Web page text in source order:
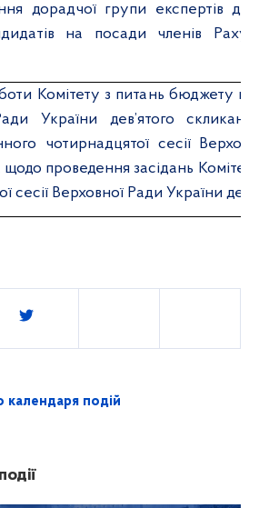
дорадчої групи експертів
на посади членів
Комітету з питань бюджету на
України дев’ятого
чотирнадцятої сесії
щодо проведення засідань
сесії Верховної Ради України
календаря подій